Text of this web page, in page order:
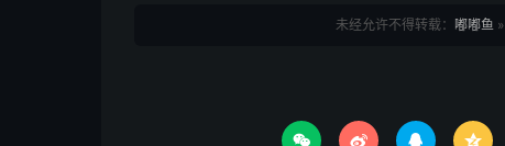
未经允许不得转载： 嘟嘟鱼»
   